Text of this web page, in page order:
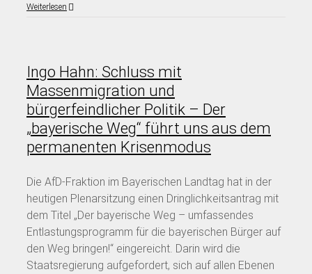
Weiterlesen
Ingo Hahn: Schluss mit
Massenmigration und
bürgerfeindlicher Politik – Der
„bayerische Weg“ führt uns aus dem
permanenten Krisenmodus
Die AfD-Fraktion im Bayerischen Landtag hat in der
heutigen Plenarsitzung einen Dringlichkeitsantrag mit
dem Titel „Der bayerische Weg – umfassendes
Entlastungsprogramm für die bayerischen Bürger auf
den Weg bringen!“ eingereicht. Darin wird die
Staatsregierung aufgefordert, sich auf allen Ebenen